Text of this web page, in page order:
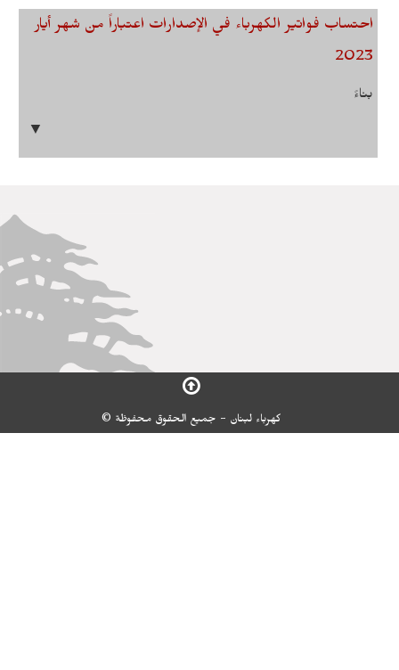
احتساب فواتير الكهرباء في الإصدارات اعتباراً من شهر أيار
2023
بناءً
▼
كهرباء لبنان - جميع الحقوق محفوظة ©